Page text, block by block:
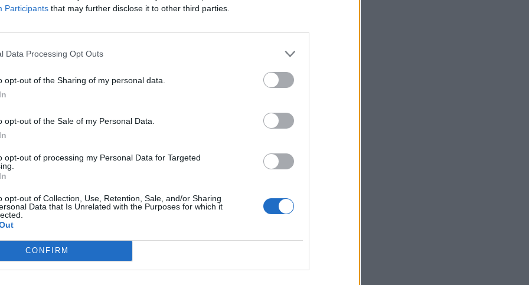
Participants that may further disclose it to other third parties.
Data Processing Opt Outs
opt-out of the Sharing of my personal data.
opt-out of the Sale of my Personal Data.
opt-out of processing my Personal Data for Targeted
opt-out of Collection, Use, Retention, Sale, and/or Sharing
Data that Is Unrelated with the Purposes for which it
CONFIRM
Středočeského kraje, již v dostatečném množství
Následující článek